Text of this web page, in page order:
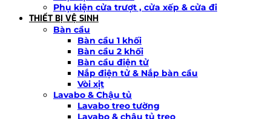
Phụ kiện cửa trượt , cửa xếp & cửa đi
THIẾT BỊ VỆ SINH
Bàn cầu
Bàn cầu 1 khối
Bàn cầu 2 khối
Bàn cầu điện tử
Nắp điện tử & Nắp bàn cầu
Vòi xịt
Lavabo & Chậu tủ
Lavabo treo tường
Lavabo & chậu tủ treo